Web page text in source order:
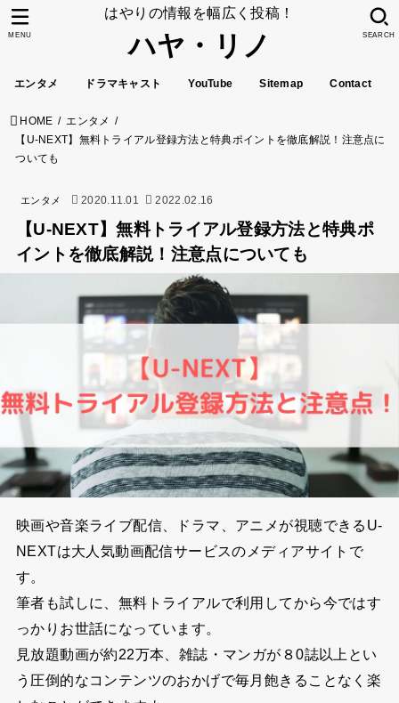
はやりの情報を幅広く投稿！
ハヤ・リノ
エンタメ ドラマキャスト YouTube Sitemap Contact
SEARCH
MENU
HOME
エンタメ
【U-NEXT】無料トライアル登録方法と特典ポイントを徹底解説！注意点に
ついても
エンタメ 2020.11.01 2022.02.16
【U-NEXT】無料トライアル登録方法と特典ポ
イントを徹底解説！注意点についても
映画や音楽ライブ配信、ドラマ、アニメが視聴できるU-
NEXTは大人気動画配信サービスのメディアサイトで
す。
筆者も試しに、無料トライアルで利用してから今ではす
っかりお世話になっています。
見放題動画が約22万本、雑誌・マンガが８0誌以上とい
う圧倒的なコンテンツのおかげで毎月飽きることなく楽